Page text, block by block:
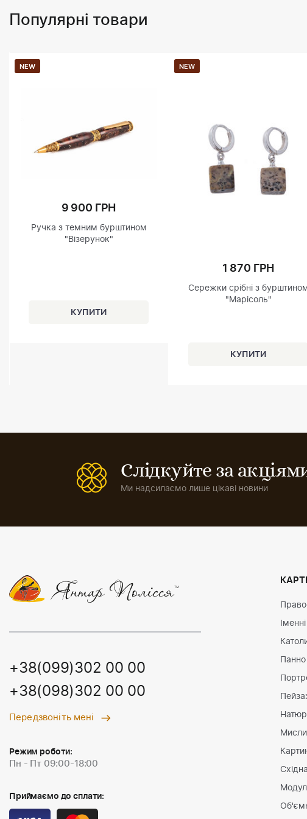
Популярні товари
NEW
9 900 ГРН
Ручка з темним бурштином
"Візерунок"
NEW
1 870 ГРН
Сережки срібні з
"Марісоль"
Слідкуйте за
Ми надсилаємо лише цікаві новини
+38(099)302 00 00
+38(098)302 00 00
Передзвоніть мені
Режим роботи:
Пн - Пт 09:00-18:00
Приймаємо до сплати:
Панно